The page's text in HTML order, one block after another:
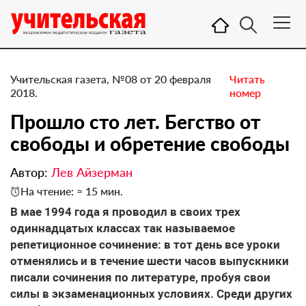
Учительская газета, №08 от 20 февраля
2018.
Читать
номер
Прошло сто лет. Бегство от
свободы и обретение свободы
Автор: Лев Айзерман
На чтение: ≈ 15 мин.
В мае 1994 года я проводил в своих трех
одиннадцатых классах так называемое
репетиционное сочинение: в тот день все уроки
отменялись и в течение шести часов выпускники
писали сочинения по литературе, пробуя свои
силы в экзаменационных условиях. Среди других